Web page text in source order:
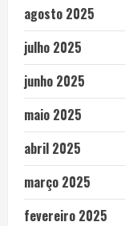
agosto 2025
julho 2025
junho 2025
maio 2025
abril 2025
março 2025
fevereiro 2025